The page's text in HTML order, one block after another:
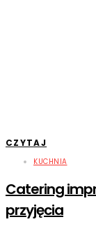
CZYTAJ
KUCHNIA
Catering
przyjęcia